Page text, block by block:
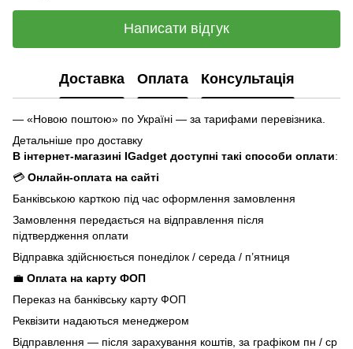
Написати відгук
Доставка Оплата Консультація
— «Новою поштою» по Україні — за тарифами перевізника.
Детальніше про доставку
В інтернет-магазині IGadget доступні такі способи оплати:
💳 Онлайн-оплата на сайті
Банківською карткою під час оформлення замовлення
Замовлення передається на відправлення після
підтвердження оплати
Відправка здійснюється понеділок / середа / п’ятниця
💼 Оплата на карту ФОП
Переказ на банківську карту ФОП
Реквізити надаються менеджером
Відправлення — після зарахування коштів, за графіком пн / ср